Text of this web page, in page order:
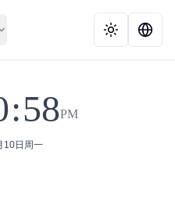
:59PM
10日周一